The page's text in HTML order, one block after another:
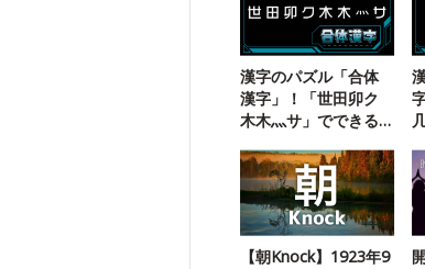
漢字のパズル「合体
漢字」！「世田卯ク
木木灬サ」でできる
【朝Knock】1923年9